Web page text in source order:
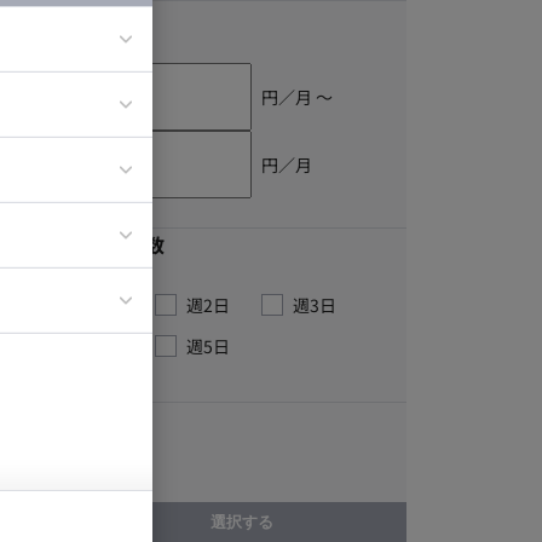
ア
単価
円／月 〜
円／月
最低稼働日数
週1日 週2日
週3日
週5日
選択する